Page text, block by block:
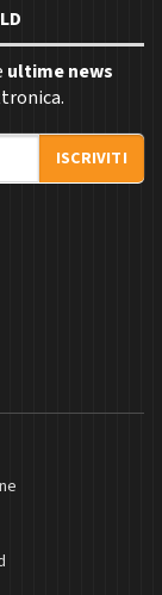
ultime news
ISCRIVITI